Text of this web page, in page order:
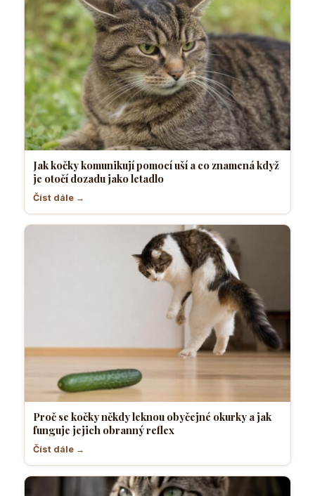
Jak kočky komunikují pomocí uší a co znamená když
je otočí dozadu jako letadlo
Číst dále →
Proč se kočky někdy leknou obyčejné okurky a jak
funguje jejich obranný reflex
Číst dále →